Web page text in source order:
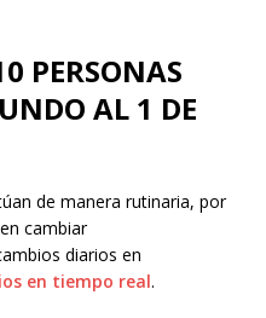
PERSONAS
AL 1 DE
de manera rutinaria, por
cambiar
diarios en
en tiempo real.